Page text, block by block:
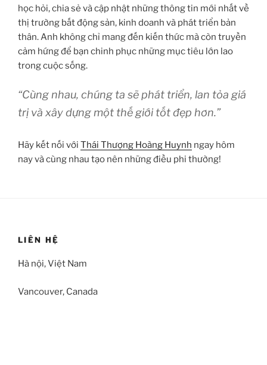
học hỏi, chia sẻ và cập nhật những thông tin mới nhất về
thị trường bất động sản, kinh doanh và phát triển bản
thân. Anh không chỉ mang đến kiến thức mà còn truyền
cảm hứng để bạn chinh phục những mục tiêu lớn lao
trong cuộc sống.
“Cùng nhau, chúng ta sẽ phát triển, lan tỏa giá
trị và xây dựng một thế giới tốt đẹp hơn.”
Hãy kết nối với Thái Thượng Hoàng Huynh ngay hôm
nay và cùng nhau tạo nên những điều phi thường!
LIÊN HỆ
Hà nội, Việt Nam
Vancouver, Canada